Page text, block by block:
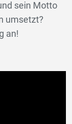
sein Motto
umsetzt?
an!